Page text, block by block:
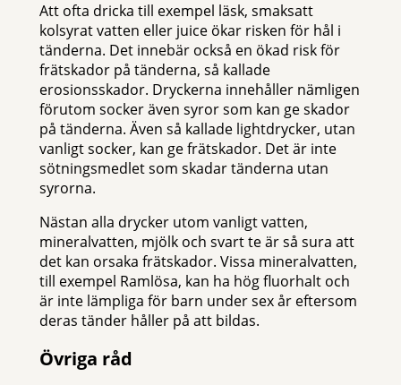
Att ofta dricka till exempel läsk, smaksatt
kolsyrat vatten eller juice ökar risken för hål i
tänderna. Det innebär också en ökad risk för
frätskador på tänderna, så kallade
erosionsskador. Dryckerna innehåller nämligen
förutom socker även syror som kan ge skador
på tänderna. Även så kallade lightdrycker, utan
vanligt socker, kan ge frätskador. Det är inte
sötningsmedlet som skadar tänderna utan
syrorna.
Nästan alla drycker utom vanligt vatten,
mineralvatten, mjölk och svart te är så sura att
det kan orsaka frätskador. Vissa mineralvatten,
till exempel Ramlösa, kan ha hög fluorhalt och
är inte lämpliga för barn under sex år eftersom
deras tänder håller på att bildas.
Övriga råd